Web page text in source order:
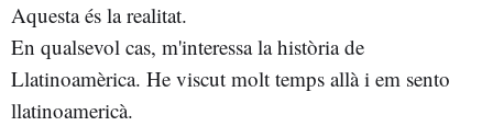
Aquesta és la realitat.
En qualsevol cas, m'interessa la història de
Llatinoamèrica. He viscut molt temps allà i em sento
llatinoamericà.